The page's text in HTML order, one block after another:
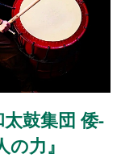
鼓集団 倭-
力』